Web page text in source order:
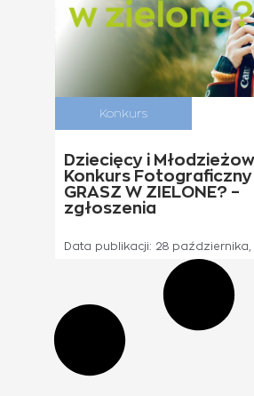
Konkurs
Dziecięcy i
Konkurs Fotograficzny
GRASZ W ZIELONE? –
zgłoszenia
Data publikacji: 28 października,